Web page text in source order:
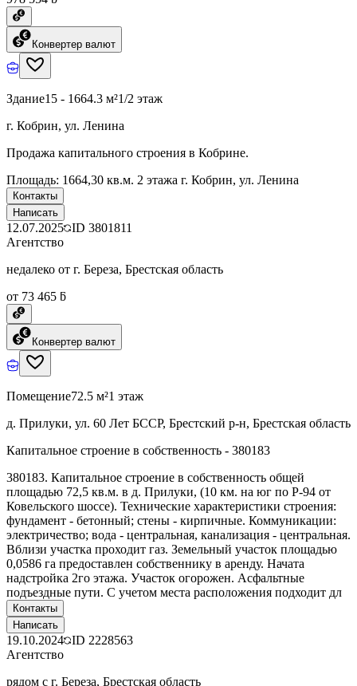
Конвертер валют
Здание15 - 1664.3 м²1/2 этаж
г. Кобрин, ул. Ленина
Продажа капитального строения в Кобрине.
Площадь: 1664,30 кв.м. 2 этажа г. Кобрин, ул. Ленина
Контакты
Написать
12.07.2025 ID 3801811
Агентство
недалеко от г. Береза, Брестская область
от 73 465 ƃ
Конвертер валют
Помещение72.5 м²1 этаж
д. Прилуки, ул. 60 Лет БССР, Брестский р-н, Брестская область
Капитальное строение в собственность - 380183
380183. Капитальное строение в собственность общей
площадью 72,5 кв.м. в д. Прилуки, (10 км. на юг по Р-94 от
Ковельского шоссе). Технические характеристики строения:
фундамент - бетонный; стены - кирпичные. Коммуникации:
электричество; вода - центральная, канализация - центральная.
Вблизи участка проходит газ. Земельный участок площадью
0,0586 га предоставлен собственнику в аренду. Начата
надстройка 2го этажа. Участок огорожен. Асфальтные
подъездные пути. С учетом места расположения подходит дл
Контакты
Написать
19.10.2024 ID 2228563
Агентство
рядом с г. Береза, Брестская область